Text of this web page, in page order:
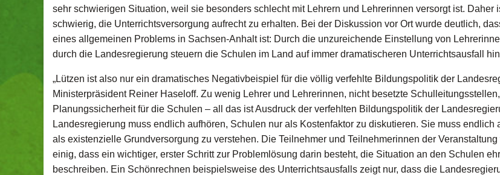
sehr schwierigen Situation, weil sie besonders schlecht mit Lehrern und Lehrerinnen versorgt ist. Daher
schwierig, die Unterrichtsversorgung aufrecht zu erhalten. Bei der Diskussion vor Ort wurde deutlich,
eines allgemeinen Problems in Sachsen-Anhalt ist: Durch die unzureichende Einstellung von
durch die Landesregierung steuern die Schulen im Land auf immer dramatischeren Unterrichtsausfall
„Lützen ist also nur ein dramatisches Negativbeispiel für die völlig verfehlte Bildungspolitik der
Ministerpräsident Reiner Haseloff. Zu wenig Lehrer und Lehrerinnen, nicht besetzte
Planungssicherheit für die Schulen – all das ist Ausdruck der verfehlten Bildungspolitik der
Landesregierung muss endlich aufhören, Schulen nur als Kostenfaktor zu diskutieren. Sie muss endlich
als existenzielle Grundversorgung zu verstehen. Die Teilnehmer und Teilnehmerinnen der
einig, dass ein wichtiger, erster Schritt zur Problemlösung darin besteht, die Situation an den Schulen
beschreiben. Ein Schönrechnen beispielsweise des Unterrichtsausfalls zeigt nur, dass die